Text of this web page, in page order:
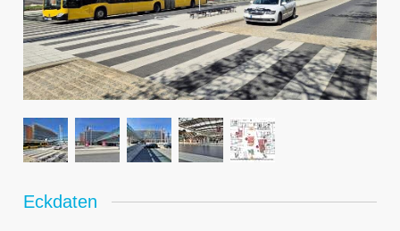
Eckdaten